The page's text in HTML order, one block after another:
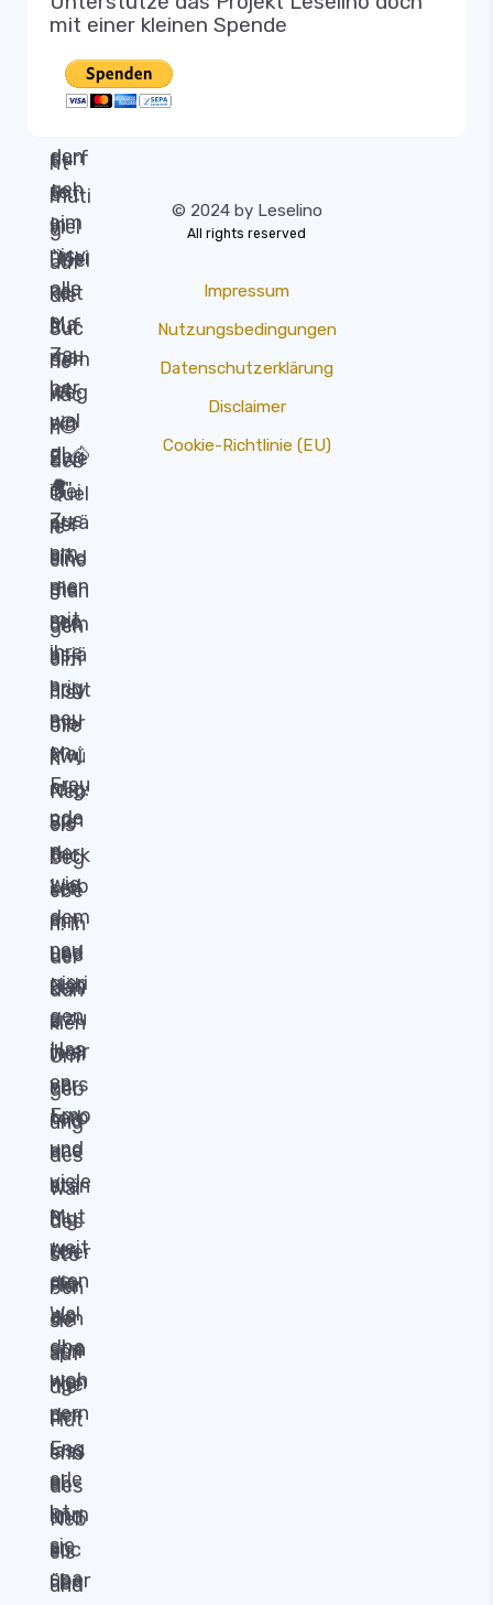
mit einer kleinen Spende
© 2024 by Leselino
All rights reserved
Impressum
Nutzungsbedingungen
Datenschutzerklärung
Disclaimer
Cookie-Richtlinie (EU)